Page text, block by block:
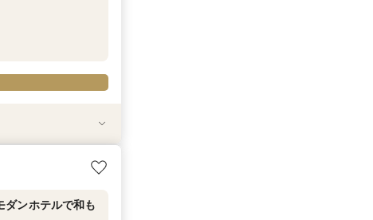
」挙式×5つ星ホテ
ダンホテルで和も
ダンホテルで和も